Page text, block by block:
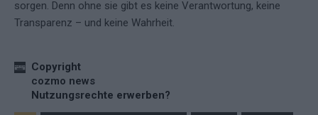
sorgen. Denn ohne sie gibt es keine Verantwortung, keine
Transparenz – und keine Wahrheit.
Copyright
cozmo news
Nutzungsrechte erwerben?